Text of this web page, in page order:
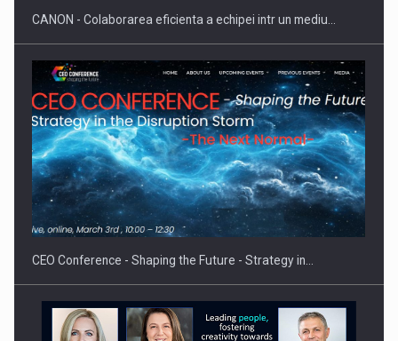
Proteinmaxxing and the Future of Protein Demand
CANON - Colaborarea eficienta a echipei intr un mediu…
CEO Conference - Shaping the Future - Strategy in…